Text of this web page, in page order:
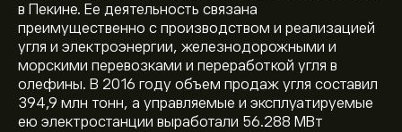
в Пекине. Ее деятельность связана
преимущественно с производством и реализацией
угля и электроэнергии, железнодорожными и
морскими перевозками и переработкой угля в
олефины. В 2016 году объем продаж угля составил
394,9 млн тонн, а управляемые и эксплуатируемые
ею электростанции выработали 56.288 МВт